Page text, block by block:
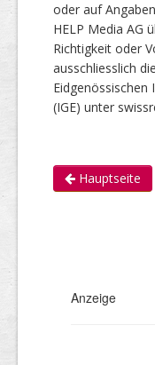
oder auf
HELP Media AG
Richtigkeit oder
ausschliesslich
Eidgenössischen
(IGE) unter
Hauptseite